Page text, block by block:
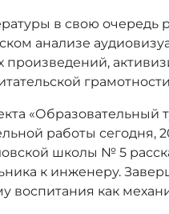
в свою очередь
анализе
произведений,
работы сегодня,
школы № 5
к инженеру.
воспитания как